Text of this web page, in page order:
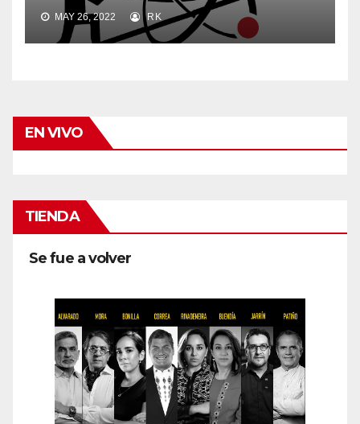
MAY 26, 2022 RK
EN VIVO
TIENDA
Se fue a volver